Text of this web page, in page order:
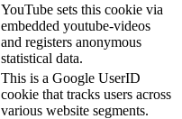
YouTube sets this cookie via
embedded youtube-videos
and registers anonymous
statistical data.
This is a Google UserID
cookie that tracks users across
various website segments.